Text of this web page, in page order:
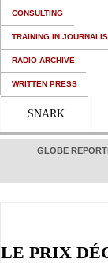
CONSULTING
TRAINING IN
RADIO ARCHIVE
WRITTEN PRESS
SNARK
GLOBE
LE PRIX